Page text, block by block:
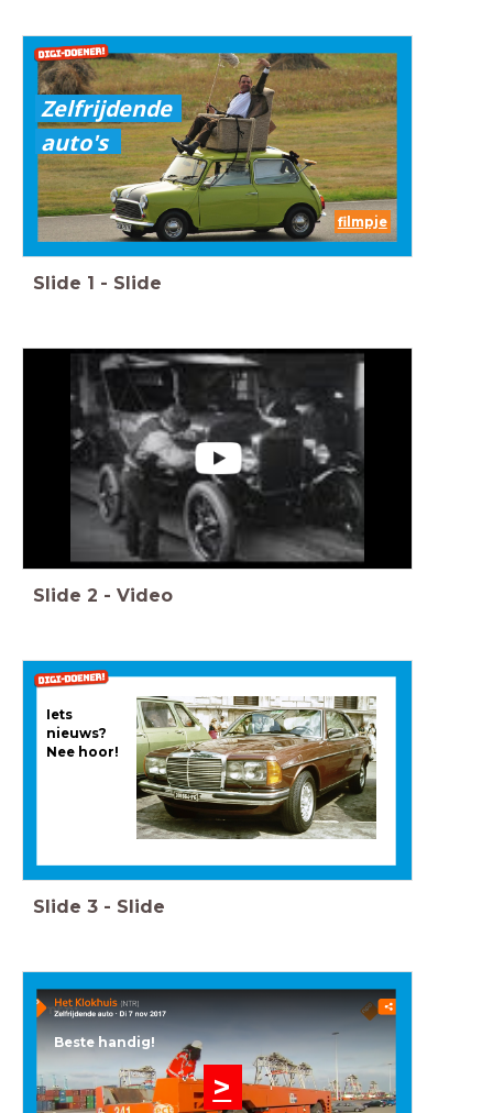
Zelfrijdende
auto's
filmpje
Slide 1 - Slide
Slide 2 - Video
Iets
nieuws?
Nee hoor!
Slide 3 - Slide
Beste handig!
>